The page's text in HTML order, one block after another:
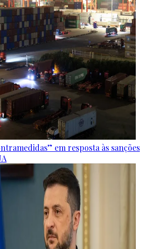
em resposta às sanções